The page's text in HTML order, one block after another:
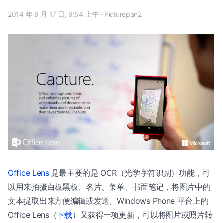
2014 年 9 月 17 日, 9:54 上午 · Picturepan2
Office Lens是最主要的是 OCR（光学字符识别）功能，可
以用来拍摄白板黑板、名片、菜单、书面笔记，将图片中的
文本提取出来方便编辑或发送。Windows Phone 平台上的
Office Lens（下载）又获得一项更新，可以将图片或照片转